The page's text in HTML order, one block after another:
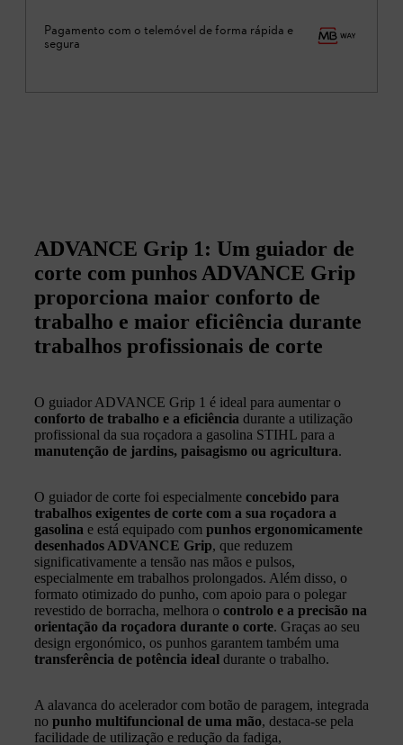
Pagamento com o telemóvel de forma rápida e
segura
ADVANCE Grip 1: Um guiador de
corte com punhos ADVANCE Grip
proporciona maior conforto de
trabalho e maior eficiência durante
trabalhos profissionais de corte
O guiador ADVANCE Grip 1 é ideal para aumentar o
conforto de trabalho e a eficiência durante a utilização
profissional da sua roçadora a gasolina STIHL para a
manutenção de jardins, paisagismo ou agricultura.
O guiador de corte foi especialmente concebido para
trabalhos exigentes de corte com a sua roçadora a
gasolina e está equipado com punhos ergonomicamente
desenhados ADVANCE Grip, que reduzem
significativamente a tensão nas mãos e pulsos,
especialmente em trabalhos prolongados. Além disso, o
formato otimizado do punho, com apoio para o polegar
revestido de borracha, melhora o controlo e a precisão na
orientação da roçadora durante o corte. Graças ao seu
design ergonómico, os punhos garantem também uma
transferência de potência ideal durante o trabalho.
A alavanca do acelerador com botão de paragem, integrada
no punho multifuncional de uma mão, destaca-se pela
facilidade de utilização e redução da fadiga,